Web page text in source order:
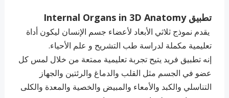
تطبيق Internal Organs in 3D Anatomy
يقدم نموذج ثلاثي الأبعاد لأعضاء جسم الإنسان ليكون أداة
تعليمية مكملة لدراسة طب التشريح و علم الأحياء.
إنه تطبيق فريد يتيح تجربة تعليمية ممتعة من خلال لمس كل
عضو في الجسم مثل القلب والدماغ والرئتين والجهاز
التناسلي والكبد والأمعاء والمبيض والخصية والمعدة والكلى